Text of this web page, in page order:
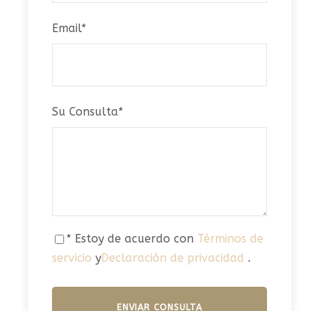
Email*
Su Consulta*
* Estoy de acuerdo con Términos de
servicio yDeclaración de privacidad .